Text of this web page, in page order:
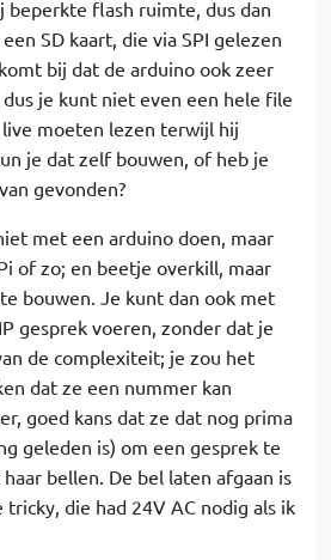
beperkte flash ruimte, dus dan
SD kaart, die via SPI gelezen
bij dat de arduino ook zeer
je kunt niet even een hele file
moeten lezen terwijl hij
je dat zelf bouwen, of heb je
gevonden?
met een arduino doen, maar
of zo; en beetje overkill, maar
bouwen. Je kunt dan ook met
gesprek voeren, zonder dat je
de complexiteit; je zou het
dat ze een nummer kan
goed kans dat ze dat nog prima
geleden is) om een gesprek te
bellen. De bel laten afgaan is
die had 24V AC nodig als ik